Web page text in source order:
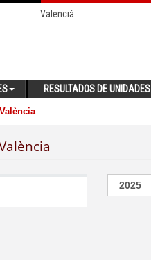
Valencià
RESULTADOS DE UNIDADES